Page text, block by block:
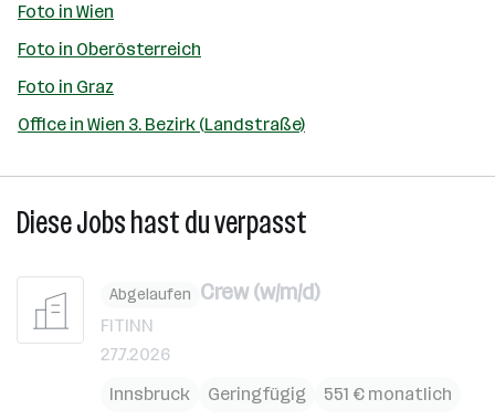
Foto in Wien
Foto in Oberösterreich
Foto in Graz
Office in Wien 3. Bezirk (Landstraße)
Diese Jobs hast du verpasst
Abgelaufen Crew (w/m/d)
FITINN
27.7.2026
Innsbruck
Geringfügig 551 € monatlich